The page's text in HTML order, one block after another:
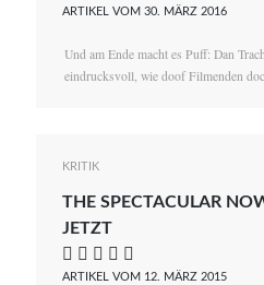
ARTIKEL VOM 30. MÄRZ 2016
Und am Ende macht es Puff: Dan
eindrucksvoll, wie doof Filmenden
KRITIK
THE SPECTACULAR
JETZT
    
ARTIKEL VOM 12. MÄRZ 2015